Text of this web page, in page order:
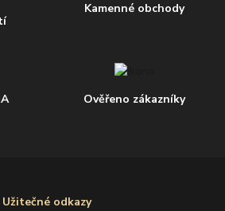
Kamenné obchody
Ověřeno zákazníky
Užitečné odkazy